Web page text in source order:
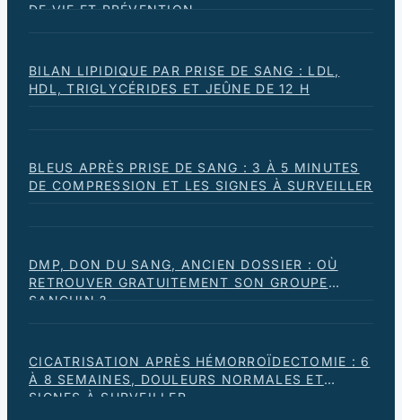
DE VIE ET PRÉVENTION
BILAN LIPIDIQUE PAR PRISE DE SANG : LDL,
HDL, TRIGLYCÉRIDES ET JEÛNE DE 12 H
BLEUS APRÈS PRISE DE SANG : 3 À 5 MINUTES
DE COMPRESSION ET LES SIGNES À SURVEILLER
DMP, DON DU SANG, ANCIEN DOSSIER : OÙ
RETROUVER GRATUITEMENT SON GROUPE
SANGUIN ?
CICATRISATION APRÈS HÉMORROÏDECTOMIE : 6
À 8 SEMAINES, DOULEURS NORMALES ET
SIGNES À SURVEILLER